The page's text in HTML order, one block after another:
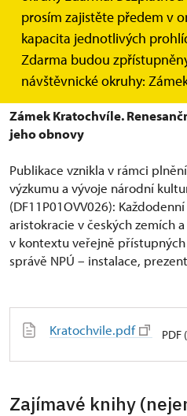
prosím zajistěte předem v
kapacita jednotlivých
Zdarma budou
návštěvnické okruhy:
Knihy o
Kde najdete historické
Kratochvíli.
Zámek Kratochvíle.
jeho obnovy
Publikace vznikla v rámci
výzkumu a vývoje národní
(DF11P01OVV026):
aristokracie v českých zemích
v kontextu veřejně
správě NPÚ – instalace,
Kratochvile.pdf PDF
Zajímavé knihy